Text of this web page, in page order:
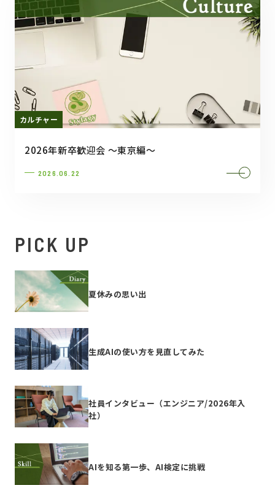
カルチャー
2026年新卒歓迎会 ～東京編～
2026.06.22
PICK UP
夏休みの思い出
生成AIの使い方を見直してみた
社員インタビュー（エンジニア/2026年入
社）
AIを知る第一歩、AI検定に挑戦